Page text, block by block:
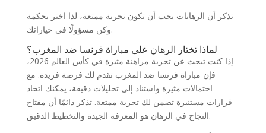
تذكر أن الرهانات يجب أن تكون تجربة ممتعة، لذا اختر بحكمة
وكن مسؤولًا في خياراتك.
لماذا تختار الرهان على مباراة فرنسا ضد المغرب؟
إذا كنت تبحث عن تجربة مراهنة مثيرة في كأس العالم 2026،
فإن مباراة فرنسا ضد المغرب تقدم لك فرصة فريدة. مع
احتمالات مثيرة واستناد إلى تحليلات دقيقة، يمكنك اتخاذ
قرارات مستنيرة تضمن لك تجربة ممتعة. تذكر دائمًا أن مفتاح
النجاح في الرهان هو المعرفة الجيدة والتخطيط الدقيق.